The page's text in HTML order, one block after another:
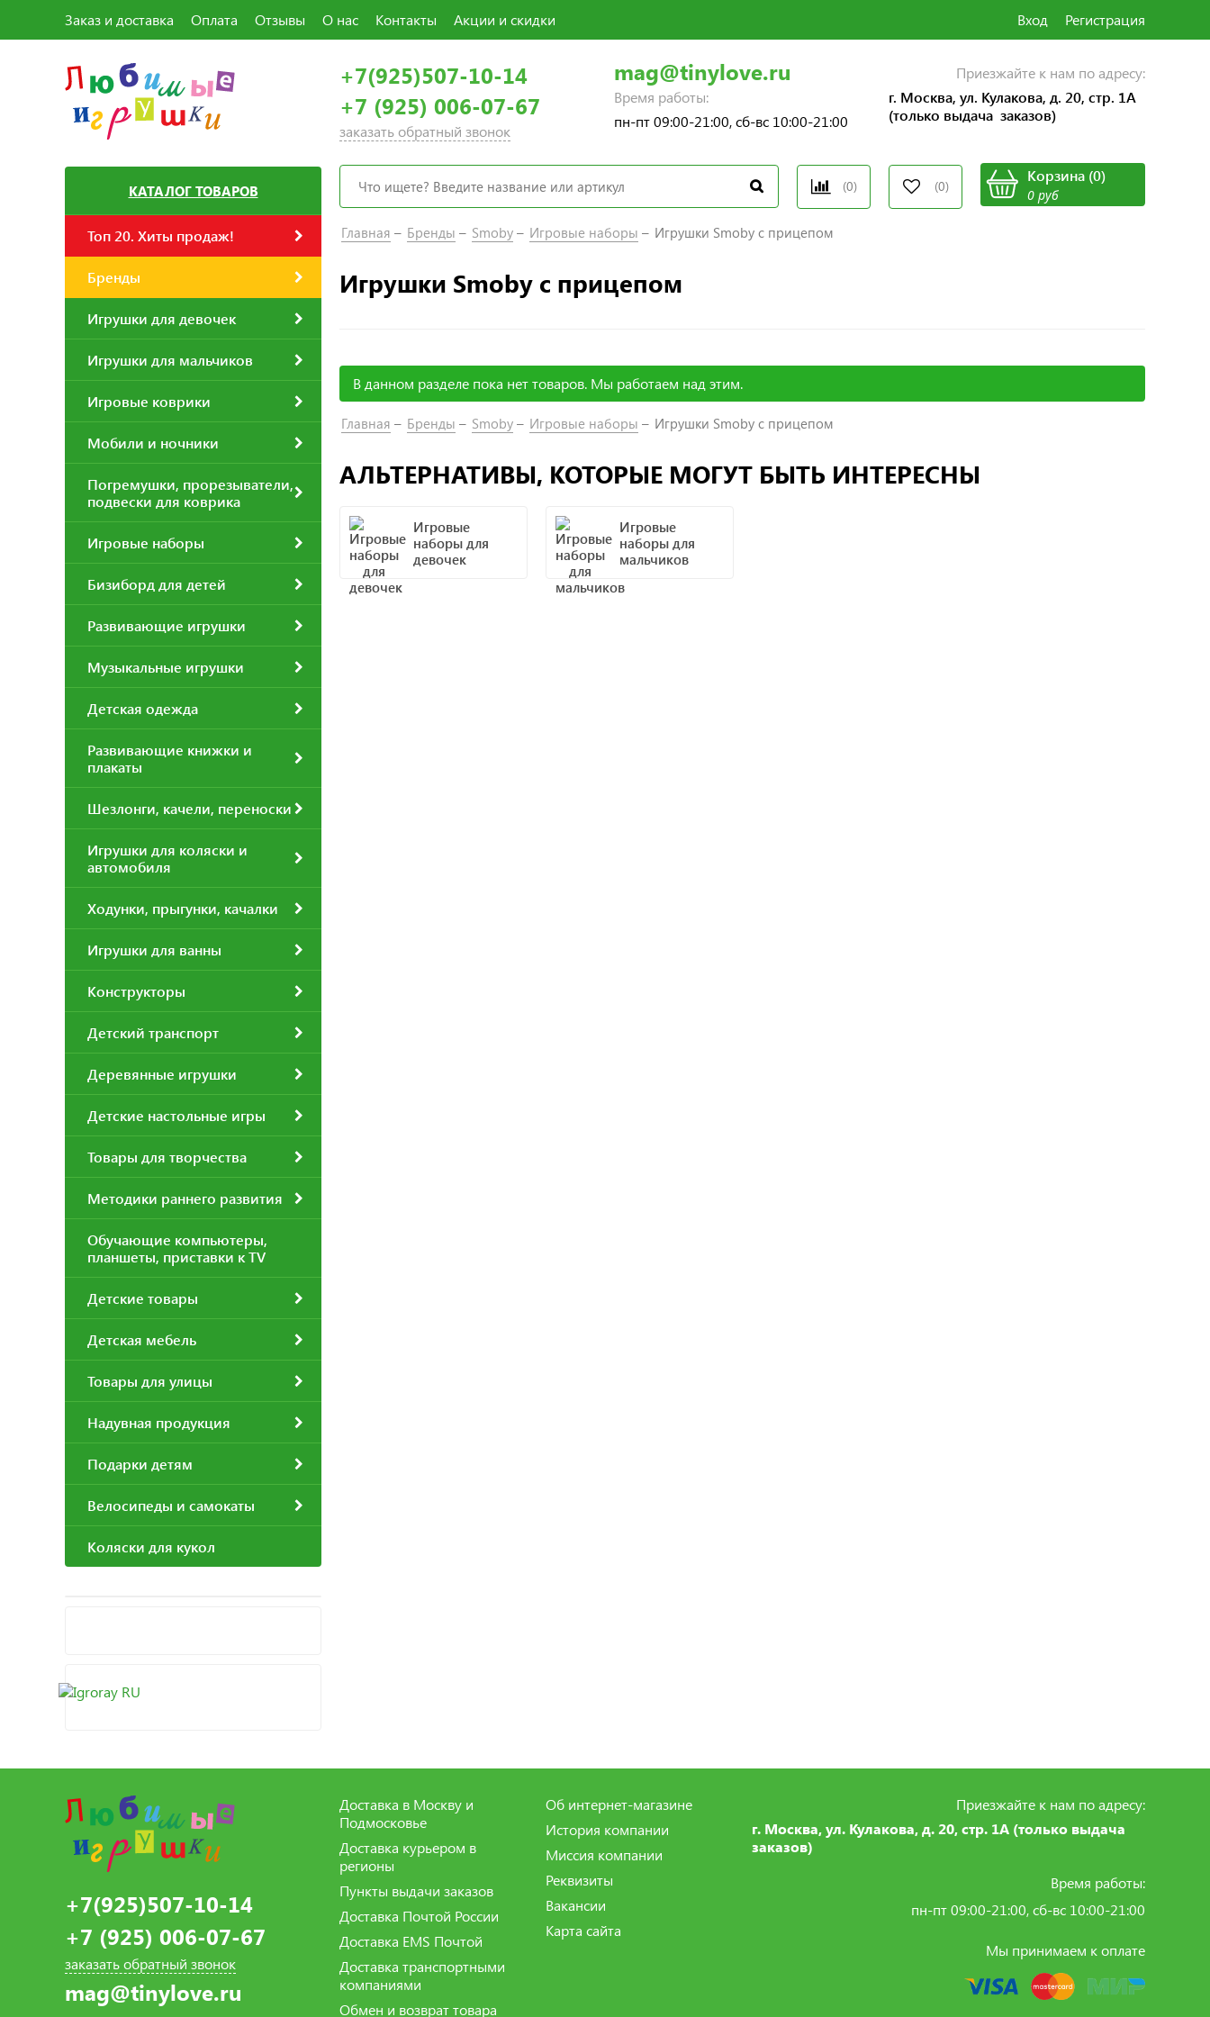
Заказ и доставка Оплата Отзывы О нас Контакты Акции и скидки Вход Регистрация
+7(925)507-10-14
+7 (925) 006-07-67
заказать обратный звонок
mag@tinylove.ru
Время работы:
пн-пт 09:00-21:00, сб-вс 10:00-21:00
Приезжайте к нам по адресу:
г. Москва, ул. Кулакова, д. 20, стр. 1А
(только выдача заказов)
(0) (0)
Корзина(0)
0 руб
КАТАЛОГ ТОВАРОВ
Топ 20. Хиты продаж!
Бренды
Игрушки для девочек
Игрушки для мальчиков
Игровые коврики
Мобили и ночники
Погремушки, прорезыватели,
подвески для коврика
Игровые наборы
Бизиборд для детей
Развивающие игрушки
Музыкальные игрушки
Детская одежда
Развивающие книжки и
плакаты
Шезлонги, качели, переноски
Игрушки для коляски и
автомобиля
Ходунки, прыгунки, качалки
Игрушки для ванны
Конструкторы
Детский транспорт
Деревянные игрушки
Детские настольные игры
Товары для творчества
Методики раннего развития
Обучающие компьютеры,
планшеты, приставки к TV
Детские товары
Детская мебель
Товары для улицы
Надувная продукция
Подарки детям
Велосипеды и самокаты
Коляски для кукол
Главная Бренды Smoby Игровые наборы Игрушки Smoby с прицепом
Игрушки Smoby с прицепом
В данном разделе пока нет товаров. Мы работаем над этим.
Главная Бренды Smoby Игровые наборы Игрушки Smoby с прицепом
АЛЬТЕРНАТИВЫ, КОТОРЫЕ МОГУТ БЫТЬ ИНТЕРЕСНЫ
Игровые
наборы для
девочек
Игровые
наборы для
мальчиков
+7(925)507-10-14
+7 (925) 006-07-67
заказать обратный звонок
mag@tinylove.ru
Доставка в Москву и
Подмосковье
Доставка курьером в
регионы
Пункты выдачи заказов
Доставка Почтой России
Доставка EMS Почтой
Доставка транспортными
компаниями
Обмен и возврат товара
Об интернет-магазине
История компании
Миссия компании
Реквизиты
Вакансии
Карта сайта
Приезжайте к нам по адресу:
г. Москва, ул. Кулакова, д. 20, стр. 1А (только выдача
заказов)
Время работы:
пн-пт 09:00-21:00, сб-вс 10:00-21:00
Мы принимаем к оплате